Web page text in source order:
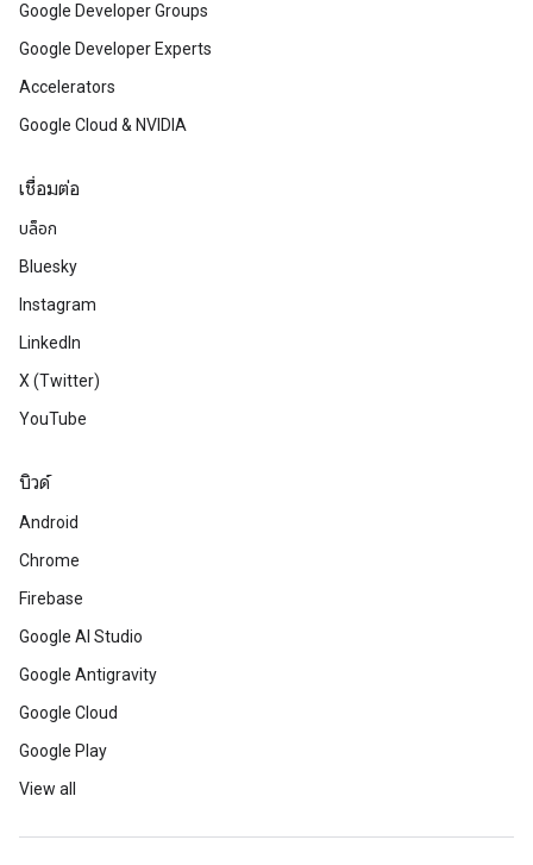
Google Developer Groups
Google Developer Experts
Accelerators
Google Cloud & NVIDIA
เชื่อมต่อ
บล็อก
Bluesky
Instagram
LinkedIn
X (Twitter)
YouTube
บิวด์
Android
Chrome
Firebase
Google AI Studio
Google Antigravity
Google Cloud
Google Play
View all